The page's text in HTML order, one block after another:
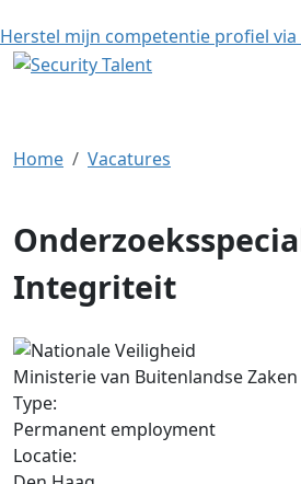
Herstel mijn competentie profiel via
Home
Vacatures
Integriteit
Ministerie van Buitenlandse Zaken
Type:
Permanent employment
Locatie: